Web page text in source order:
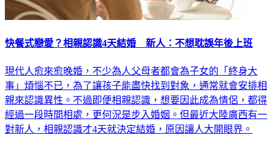
快餐式戀愛？相親認識4天結婚 新人：不想耽誤年後上班
現代人愈來愈晚婚，不少為人父母者都會為子女的「終身大
事」煩惱不已，為了讓孩子能盡快找到對象，通常就會安排相
親來認識異性。不過即便相親認識，想要因此成為情侶，都得
經過一段時間相處，更何況是步入婚姻。但最近大陸廣西有一
對新人，相親認識才4天就決定結婚，原因讓人大開眼界。